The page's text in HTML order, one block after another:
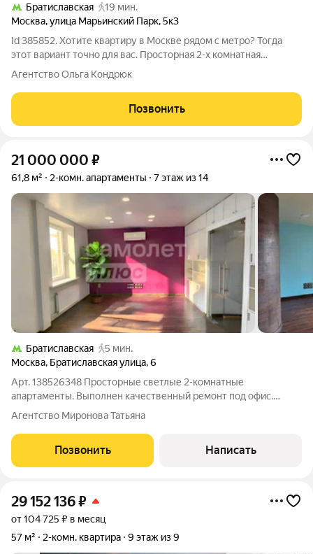
Братиславская
19 мин.
Москва,улица Марьинский Парк,5к3
Id 385852. Хотите квартиру в Москве рядом с метро? Тогда
этот вариант точно для вас. Просторная 2-х комнатная
квартира в живописном спальном районе Марьино ( ЮВАО) г.
Москвы, площадью 58.3 кв.м. Квартира с косметическим
ремонтом, готова к заселению,
Агентство Ольга Кондрюк
Позвонить
21 000 000 ₽
61,8 м² 2-комн. апартаменты 7 этаж из 14
Братиславская
5 мин.
Москва, Братиславская улица,6
Арт. 138526348 Просторные светлые 2-комнатные
апартаменты. Выполнен качественный ремонт под офис.
Прихожая с зоной ресепшн отделана натуральным камнем.
Кухня оборудована, как офисная. Высота потолков 3 м. Окна
выходят во двор, есть застекленный
Агентство Миронова Татьяна
Позвонить Написать
29 152 136₽
от 104 725 ₽ в месяц
57 м²
2-комн. квартира 9 этаж из 9